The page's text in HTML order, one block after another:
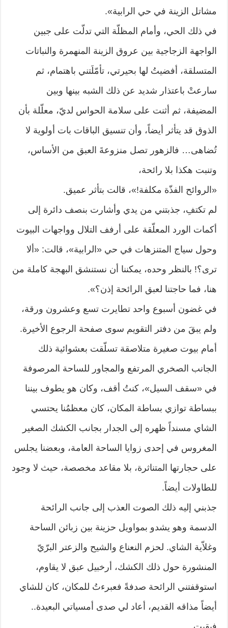
مشاتل الزينة في حي الرابية».
في ذلك الحي، وأمام المظلّة التي تدلّت على جبين
الواجهة الزجاجية بين عروق الزينة المنهمرة والنباتات
المتسلقة، أفضيتُ لها بحيرتي، تأمّلَتني باهتمام، ثم
سارعتْ باعتذار شديد عن ذلك الشبه بينها وبين
المضيفة، ثم أثنت على سلامة الحواس لديّ، معلّلة بأن
الذوق قد يتأثر أيضاً، وأن تنسيق الباقات بات أولوية لا
تُضاهى… فالزهور تصل منزوعةَ العبق من الأساس،
وتنبت هكذا بلا رائحة،
«الروائح الفذّة مكلفة!»، قالت بتأثر عميق.
لم تكتفِ، جذبتني من يدي وأشارت بنصف دائرة إلى
أكمات الورد المعلّقة على أرفف التلال وواجهات البيوت
وحول سياج المتنزهات في حي «الرابية»، قالت: «ألا
ترى؟! بالنظر وحده، يمكننا أن نستنشق البهجة كاملة من
هنا، فما حاجتنا لعبق الرائحة إذن؟».
في غضون أسبوع واحد تطايرت تسع وعشرون ورقة،
ولم يبقَ من دفتر التقويم سوى صفحة الرجوع الأخيرة.
أمام بيوت صغيرة متلاصقة تسلّقت بعشوائية ذلك
الجانب الصخري المرتفع والمجاور للساحة المرصوفة
في «سقف السيل»، كنتُ أقف، وكان هو يطوف بيننا
ببساطة توازي بساطة المكان، كان معظمُنا يحتسي
الشاي مسنداً ظهره إلى الجدار بجانب الكشك الصغير
المغروس في إحدى زوايا الساحة العامة، وبعضنا يجلس
على حجارتها المتناثرة، بلا مقاعد مخصصة، حيث لا وجود
للطاولات أيضاً.
جذبني إليه ذلك الصوت العذب إلى جانب الرائحة
الدسمة وهو يشدو بمواويل حزينة بين زبائن الساحة
وغلاّية الشاي. لحزم النعناع والشيح والزعتر البرّيّ
المنشورة حول ذلك الكشك، أرخبيل عبق لا يقاوم،
استوقفتني الرائحة صدفةً فعبرءتُ للمكان، كان للشاي
أيضاً مذاقه القديم، أعاد لي صدى أمسياتي البعيدة..